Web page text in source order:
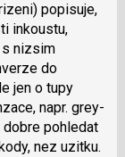
popisuje,
inkoustu,
s nizsim
do
jen o tupy
napr. grey-
dobre pohledat
nez uzitku.